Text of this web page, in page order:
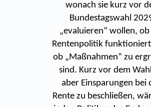
wonach sie kurz vor
Bundestagswahl
„evaluieren“ wollen,
Rentenpolitik
ob „Maßnahmen“ zu
sind. Kurz vor dem
aber Einsparungen bei
Rente zu beschließen,